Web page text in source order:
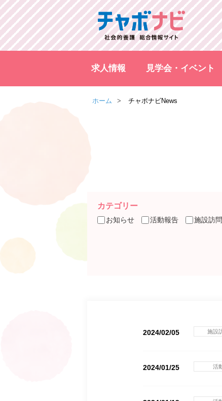
求人情報 見学会・イベント
ホーム チャボナビNews
カテゴリー
お知らせ 活動報告 施設訪
2024/02/05 施設
2024/01/25 活